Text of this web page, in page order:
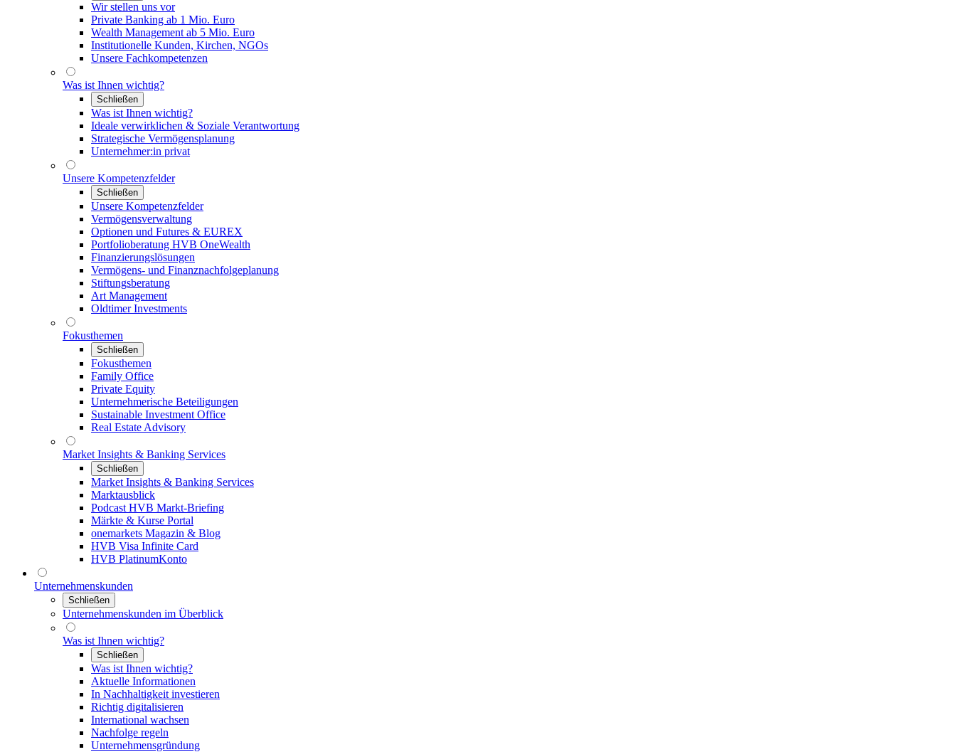
Wir stellen uns vor
Private Banking ab 1 Mio. Euro
Wealth Management ab 5 Mio. Euro
Institutionelle Kunden, Kirchen, NGOs
Unsere Fachkompetenzen
Was ist Ihnen wichtig?
Schließen
Was ist Ihnen wichtig?
Ideale verwirklichen & Soziale Verantwortung
Strategische Vermögensplanung
Unternehmer:in privat
Unsere Kompetenzfelder
Schließen
Unsere Kompetenzfelder
Vermögensverwaltung
Optionen und Futures & EUREX
Portfolioberatung HVB OneWealth
Finanzierungslösungen
Vermögens- und Finanznachfolgeplanung
Stiftungsberatung
Art Management
Oldtimer Investments
Fokusthemen
Schließen
Fokusthemen
Family Office
Private Equity
Unternehmerische Beteiligungen
Sustainable Investment Office
Real Estate Advisory
Market Insights & Banking Services
Schließen
Market Insights & Banking Services
Marktausblick
Podcast HVB Markt-Briefing
Märkte & Kurse Portal
onemarkets Magazin & Blog
HVB Visa Infinite Card
HVB PlatinumKonto
Unternehmenskunden
Schließen
Unternehmenskunden im Überblick
Was ist Ihnen wichtig?
Schließen
Was ist Ihnen wichtig?
Aktuelle Informationen
In Nachhaltigkeit investieren
Richtig digitalisieren
International wachsen
Nachfolge regeln
Unternehmensgründung